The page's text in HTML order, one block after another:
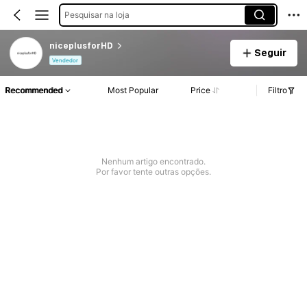
Pesquisar na loja
niceplusforHD
Vendedor
Seguir
Recommended Most Popular Price Filtro
Nenhum artigo encontrado.
Por favor tente outras opções.